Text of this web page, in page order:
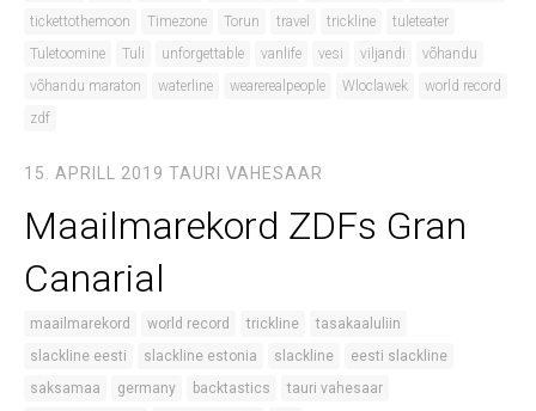
tickettothemoon
Timezone Torun travel trickline
tuleteater
Tuletoomine
Tuli unforgettable vanlife vesi viljandi
võhandu
võhandu maraton
waterline wearerealpeople Wloclawek
world record
zdf
15. APRILL 2019 TAURI VAHESAAR
Maailmarekord ZDFs Gran
Canarial
maailmarekord world record trickline
tasakaaluliin
slackline eesti
slackline estonia slackline
eesti slackline
saksamaa
germany backtastics
tauri vahesaar